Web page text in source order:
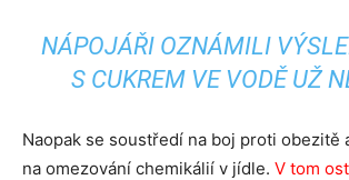
NÁPOJÁŘI OZNÁMILI
S CUKREM VE VODĚ UŽ
Naopak se soustředí na boj proti obezitě
na omezování chemikálií v jídle. V tom